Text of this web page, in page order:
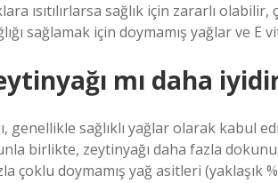
ısıtılırlarsa sağlık için zararlı
sağlamak için doymamış yağlar ve
mı daha
genellikle sağlıklı yağlar olarak kabul
birlikte, zeytinyağı daha fazla
çoklu doymamış yağ asitleri (yaklaşık